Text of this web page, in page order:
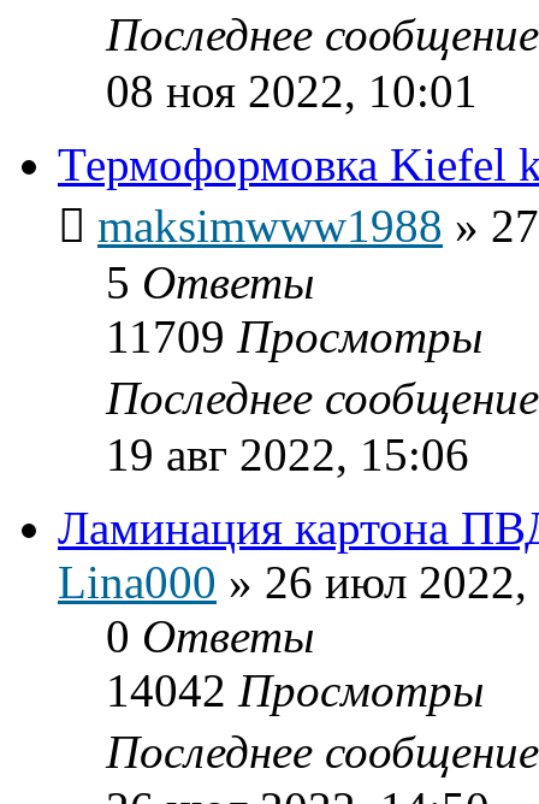
Последнее
08 ноя 2022, 10:01
Термоформовка Kiefel
maksimwww1988 »
5 Ответы
11709 Просмотры
Последнее
19 авг 2022, 15:06
Ламинация картона
Lina000 » 26 июл 2022,
0 Ответы
14042 Просмотры
Последнее